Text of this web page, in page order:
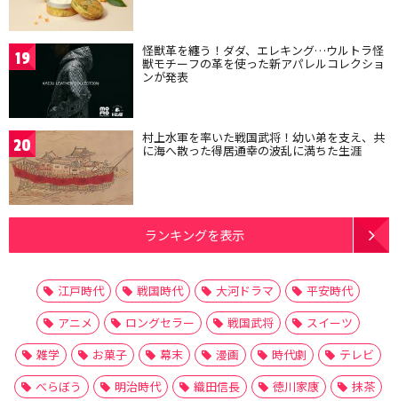
19 怪獣革を纏う！ダダ、エレキング…ウルトラ怪
獣モチーフの革を使った新アパレルコレクショ
ンが発表
20 村上水軍を率いた戦国武将！幼い弟を支え、共
に海へ散った得居通幸の波乱に満ちた生涯
ランキングを表示
江戸時代 戦国時代 大河ドラマ
平安時代
アニメ
ロングセラー 戦国武将
スイーツ
雑学
お菓子 幕末 漫画 時代劇
テレビ
べらぼう
明治時代 織田信長 徳川家康
抹茶